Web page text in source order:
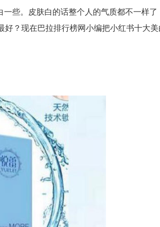
些。皮肤白的话整个人的气质都不一样了
？现在巴拉排行榜网小编把小红书十大